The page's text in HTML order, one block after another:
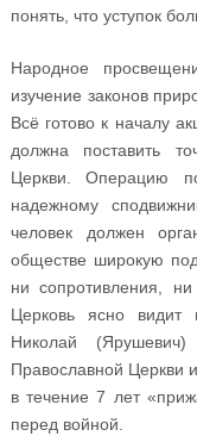
понять, что уступок
Народное
изучение законов
Всё готово к началу
должна поставить
Церкви. Операцию
надежному
человек должен
обществе широкую
ни сопротивления,
Церковь ясно видит
Николай
Православной Церкви
в течение 7 лет
перед войной.